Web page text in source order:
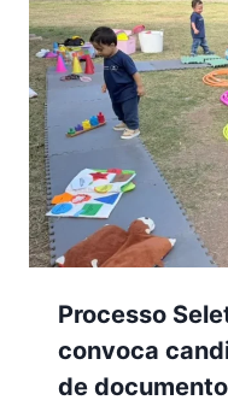
Processo
convoca
de